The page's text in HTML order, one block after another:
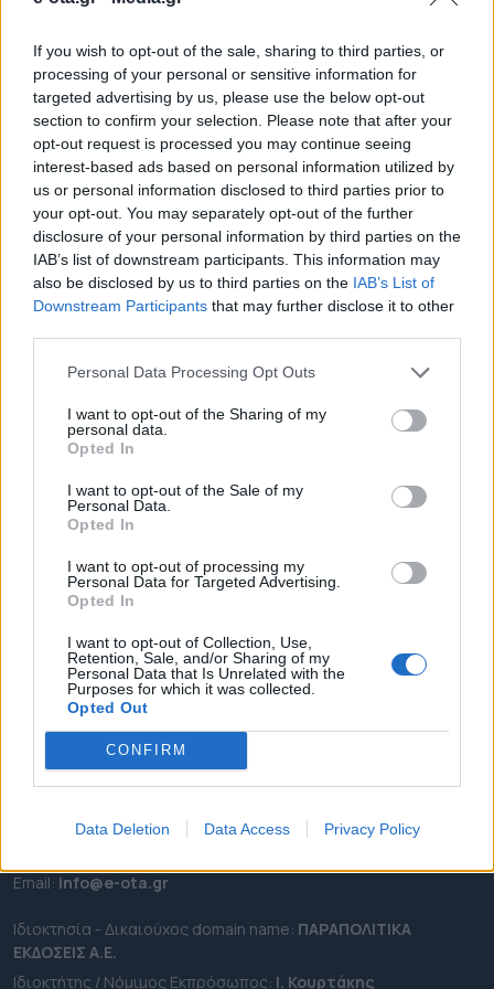
If you wish to opt-out of the sale, sharing to third parties, or
processing of your personal or sensitive information for
targeted advertising by us, please use the below opt-out
section to confirm your selection. Please note that after your
opt-out request is processed you may continue seeing
interest-based ads based on personal information utilized by
us or personal information disclosed to third parties prior to
your opt-out. You may separately opt-out of the further
disclosure of your personal information by third parties on the
IAB’s list of downstream participants. This information may
also be disclosed by us to third parties on the IAB’s List of
Downstream Participants that may further disclose it to other
Personal Data Processing Opt Outs
I want to opt-out of the Sharing of my
personal data.
Opted In
I want to opt-out of the Sale of my
Personal Data.
Opted In
I want to opt-out of processing my
Personal Data for Targeted Advertising.
Opted In
I want to opt-out of Collection, Use,
Retention, Sale, and/or Sharing of my
Personal Data that Is Unrelated with the
Purposes for which it was collected.
Opted Out
CONFIRM
Data Deletion Data Access Privacy Policy
Διαμορφώνεται σιγά – σιγά το προεκλογικό τοπίο
για τις επερχόμενες αυτοδιοικητικές εκλογές στον
δήμο Σύρου – Ερμούπολης. Μέχρι στιγμής, πέντε
είναι οι ενδιαφερόμενοι για τον δημαρχιακό θώκο,
ενώ αναμένεται να εμφανιστούν κι άλλοι
«μνηστήρες» στο επόμενο διάστημα. Σε έντονους
προεκλογικούς ρυθμούς κινείται το επιτελείο του
νυν δημάρχου Γιώργου Μαραγκού, ο οποίος θα είναι
εκ νέου υποψήφιος […]
31.10.2018 - 15.00
ΡΟΗ ΕΙΔΗΣΕΩΝ
ΕΠΙΚΑΙΡΟΤΗΤΑ
ΠΕΡΙΦΕΡΕΙΕΣ
OTA LEAKS
ΣΥΝΕΝΤΕΥΞΕΙΣ
ΑΠΟΨΕΙΣ
ΠΡΟΣΛΗΨΕΙΣ
e-ota.gr | Ταυτότητα
Καλλιθέα Αττικής
Εmail: info@e-ota.gr
Ιδιοκτησία - Δικαιούχος domain name: ΠΑΡΑΠΟΛΙΤΙΚΑ
ΕΚΔΟΣΕΙΣ A.E.
Ιδιοκτήτης / Νόμιμος Εκπρόσωπος: Ι. Κουρτάκης